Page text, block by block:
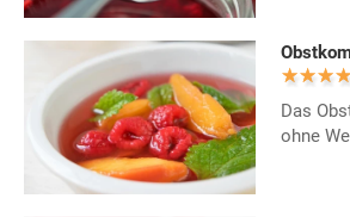
Das
ohne